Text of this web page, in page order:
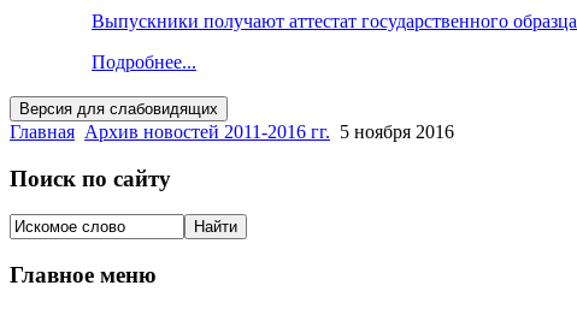
Выпускники получают аттестат государственного образца
Подробнее...
Главная Архив новостей 2011-2016 гг. 5 ноября 2016
Поиск по сайту
Главное меню